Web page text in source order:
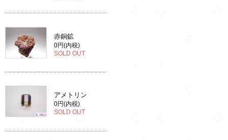
赤銅鉱
0円(内税)
SOLD OUT
アメトリン
0円(内税)
SOLD OUT